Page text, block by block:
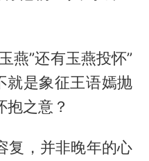
燕”还有玉燕投怀”
就是象征王语嫣抛
抱之意？
复，并非晚年的心